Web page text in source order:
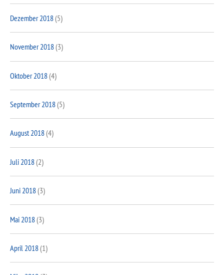
Dezember 2018(5)
November 2018(3)
Oktober 2018(4)
September 2018(5)
August 2018(4)
Juli 2018(2)
Juni 2018(3)
Mai 2018(3)
April 2018(1)